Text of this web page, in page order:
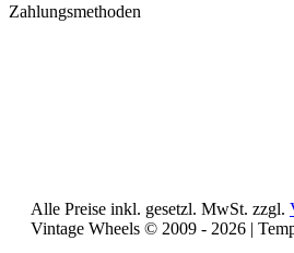
Zahlungsmethoden
Alle Preise inkl. gesetzl. MwSt. zzgl.
Vintage Wheels © 2009 - 2026 |